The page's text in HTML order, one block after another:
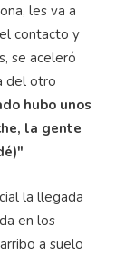
les va a
contacto y
se aceleró
del otro
hubo unos
la gente
la llegada
en los
a suelo